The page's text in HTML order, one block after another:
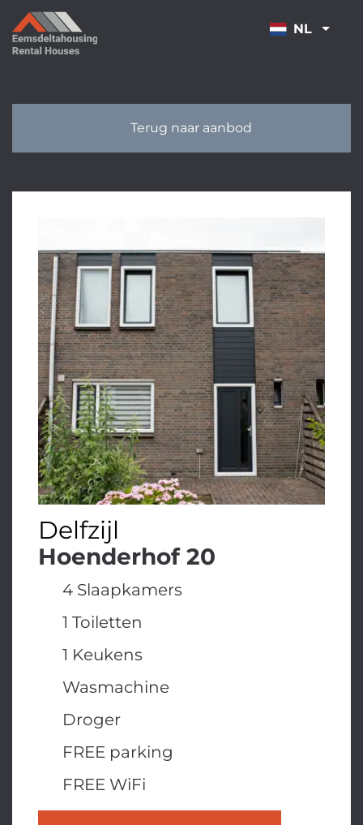
OVERSLAAN
NL
Terug naar aanbod
Delfzijl
Hoenderhof 20
4 Slaapkamers
1 Toiletten
1 Keukens
Wasmachine
Droger
FREE parking
FREE WiFi